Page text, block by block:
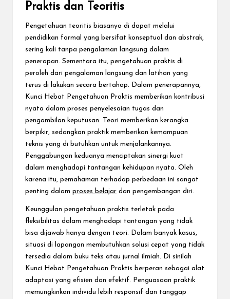
Praktis dan Teoritis
Pengetahuan teoritis biasanya di dapat melalui
pendidikan formal yang bersifat konseptual dan abstrak,
sering kali tanpa pengalaman langsung dalam
penerapan. Sementara itu, pengetahuan praktis di
peroleh dari pengalaman langsung dan latihan yang
terus di lakukan secara bertahap. Dalam penerapannya,
Kunci Hebat Pengetahuan Praktis memberikan kontribusi
nyata dalam proses penyelesaian tugas dan
pengambilan keputusan. Teori memberikan kerangka
berpikir, sedangkan praktik memberikan kemampuan
teknis yang di butuhkan untuk menjalankannya.
Penggabungan keduanya menciptakan sinergi kuat
dalam menghadapi tantangan kehidupan nyata. Oleh
karena itu, pemahaman terhadap perbedaan ini sangat
penting dalam proses belajar dan pengembangan diri.
Keunggulan pengetahuan praktis terletak pada
fleksibilitas dalam menghadapi tantangan yang tidak
bisa dijawab hanya dengan teori. Dalam banyak kasus,
situasi di lapangan membutuhkan solusi cepat yang tidak
tersedia dalam buku teks atau jurnal ilmiah. Di sinilah
Kunci Hebat Pengetahuan Praktis berperan sebagai alat
adaptasi yang efisien dan efektif. Penguasaan praktik
memungkinkan individu lebih responsif dan tanggap